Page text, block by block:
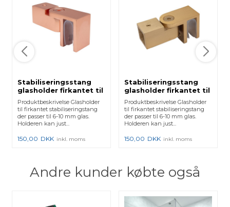
Stabiliseringsstang
glasholder firkantet til
6-10 mm glas - Kobber
Produktbeskrivelse Glasholder
til firkantet stabiliseringstang
der passer til 6-10 mm glas.
Holderen kan just...
150,00 DKK inkl. moms
Stabiliseringsstang
glasholder firkantet til
6-10 mm glas - Mat
Messing
Produktbeskrivelse Glasholder
til firkantet stabiliseringstang
der passer til 6-10 mm glas.
Holderen kan just...
150,00 DKK inkl. moms
Andre kunder købte også